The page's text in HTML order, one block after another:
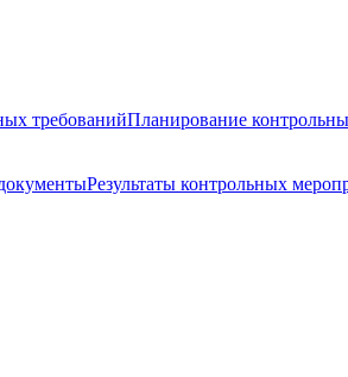
требованийПланирование
Результаты контрольных